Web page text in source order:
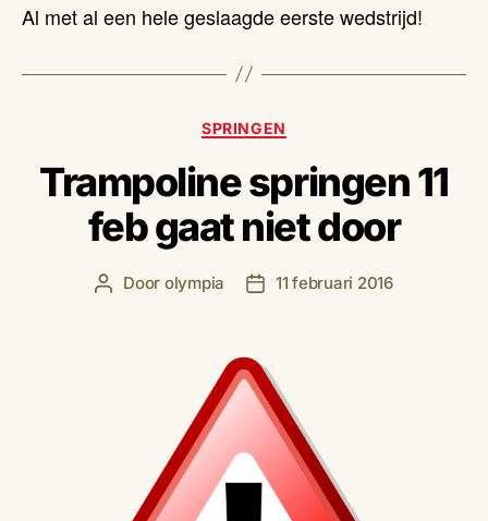
Al met al een hele geslaagde eerste wedstrijd!
Categorieën
SPRINGEN
Trampoline springen 11
feb gaat niet door
Berichtauteur
Door olympia Berichtdatum
11 februari 2016